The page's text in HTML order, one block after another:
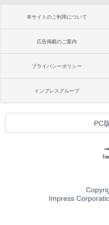
本サイトのご利用について
広告掲載のご案内
プライバシーポリシー
インプレスグループ
PC
Impress